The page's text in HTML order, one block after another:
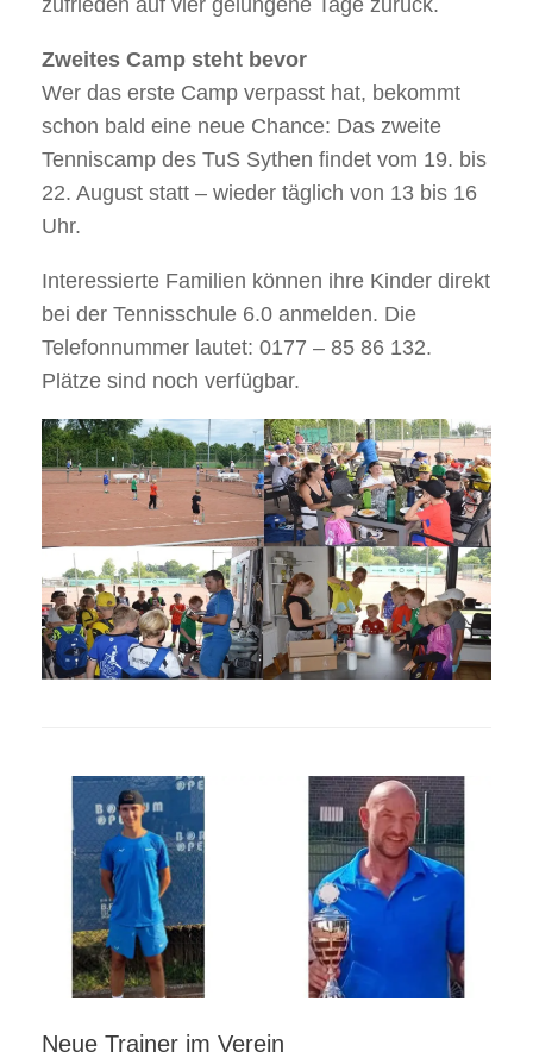
zufrieden auf vier gelungene Tage zurück.
Zweites Camp steht bevor
Wer das erste Camp verpasst hat, bekommt
schon bald eine neue Chance: Das zweite
Tenniscamp des TuS Sythen findet vom 19. bis
22. August statt – wieder täglich von 13 bis 16
Uhr.
Interessierte Familien können ihre Kinder direkt
bei der Tennisschule 6.0 anmelden. Die
Telefonnummer lautet: 0177 – 85 86 132.
Plätze sind noch verfügbar.
Neue Trainer im Verein